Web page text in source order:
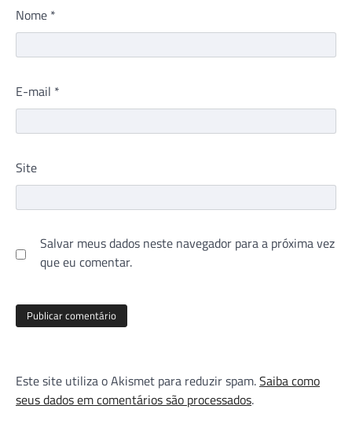
Nome *
E-mail *
Site
Salvar meus dados neste navegador para a próxima vez
que eu comentar.
Este site utiliza o Akismet para reduzir spam.Saiba como
seus dados em comentários são processados.